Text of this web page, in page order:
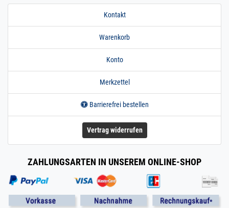
Kontakt
Warenkorb
Konto
Merkzettel
Barrierefrei bestellen
Vertrag widerrufen
ZAHLUNGSARTEN IN UNSEREM ONLINE-SHOP